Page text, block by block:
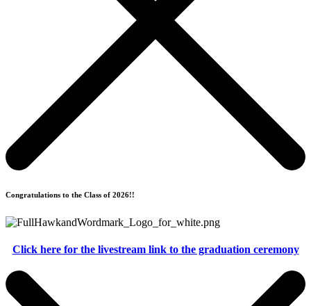
Congratulations to the Class of 2026!!
Click here for the livestream link to the graduation ceremony